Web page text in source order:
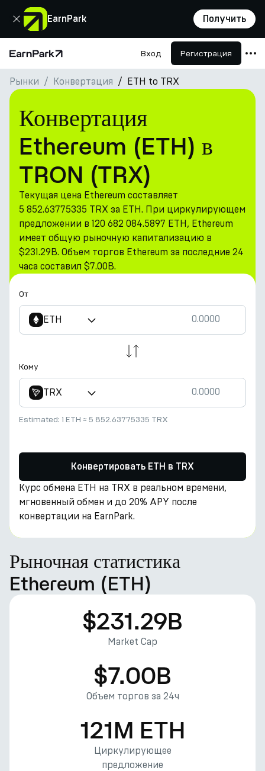
EarnPark Получить
Закрыть
Главная страница Вход Регистрация
Продукты
Рынки
Калькуляторы
Токен PARK
Ресурсы
Компания
Рынки Конвертация ETH to TRX
Конвертация
Ethereum (ETH) в
TRON (TRX)
Текущая цена Ethereum составляет
5 852.63775335 TRX за ETH. При циркулирующем
предложении в 120 682 084.5897 ETH, Ethereum
имеет общую рыночную капитализацию в
$231.29B. Объем торгов Ethereum за последние 24
часа составил $7.00B.
От
ETH
Кому
TRX
Estimated: 1 ETH ≈ 5 852.63775335 TRX
Конвертировать ETH в TRX
Курс обмена ETH на TRX в реальном времени,
мгновенный обмен и до 20% APY после
конвертации на EarnPark.
Рыночная статистика
Ethereum (ETH)
$231.29B
Market Cap
$7.00B
Объем торгов за 24ч
121M ETH
Циркулирующее
предложение